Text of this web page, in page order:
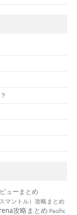
ューまとめ
マントル）攻略まとめ
攻略まとめ Pacific